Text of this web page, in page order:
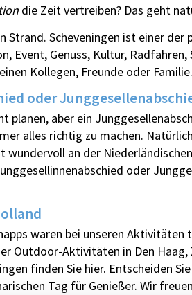
die Zeit vertreiben? Das geht
Strand. Scheveningen ist einer
Event, Genuss, Kultur,
Kollegen, Freunde oder Familie.
oder
planen, aber ein
alles richtig zu machen.
wundervoll an der
oder
waren bei unseren
Outdoor-Aktivitäten in Den
finden Sie hier. Entscheiden
Tag für Genießer. Wir